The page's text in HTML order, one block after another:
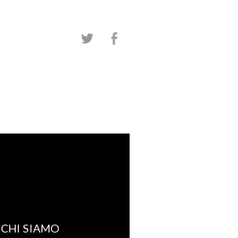
CHI SIAMO